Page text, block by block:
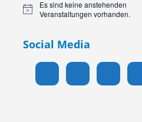
Hinweis
Es sind keine anstehenden
Veranstaltungen vorhanden.
Social Media